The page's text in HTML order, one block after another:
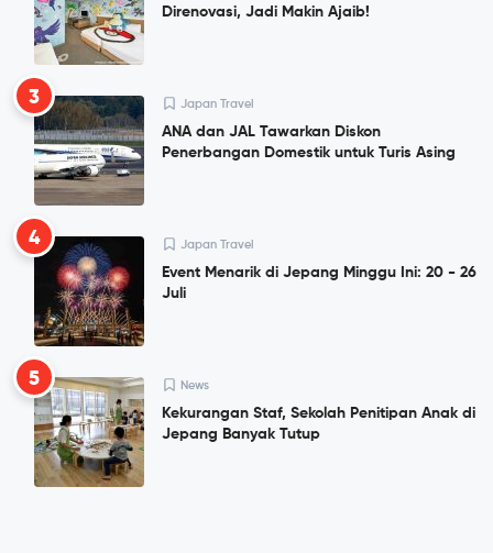
Direnovasi, Jadi Makin Ajaib!
3 Japan Travel
ANA dan JAL Tawarkan Diskon
Penerbangan Domestik untuk Turis Asing
4 Japan Travel
Event Menarik di Jepang Minggu Ini: 20 - 26
Juli
5 News
Kekurangan Staf, Sekolah Penitipan Anak di
Jepang Banyak Tutup